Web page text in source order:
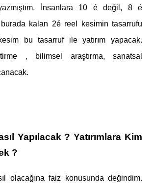
yazmıştım. İnsanlara 10 é değil, 8 é
kalan 2é reel kesimin tasarrufu
bu tasarruf ile yatırım yapacak.
, bilimsel araştırma, sanatsal
Yapılacak ? Yatırımlara Kim
?
olacağına faiz konusunda değindim.